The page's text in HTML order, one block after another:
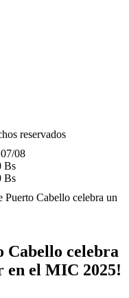
reservados
08
Bs
Bs
Puerto Cabello celebra un
Cabello celebra
el MIC 2025!